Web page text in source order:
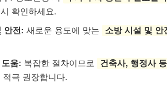
확인하세요.
안전: 새로운 용도에 맞는 소방 시설 및 안
움: 복잡한 절차이므로 건축사, 행정사
적극 권장합니다.